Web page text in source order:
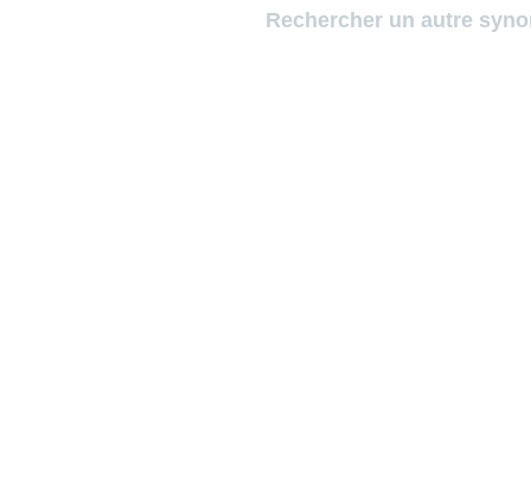
Rechercher un autre